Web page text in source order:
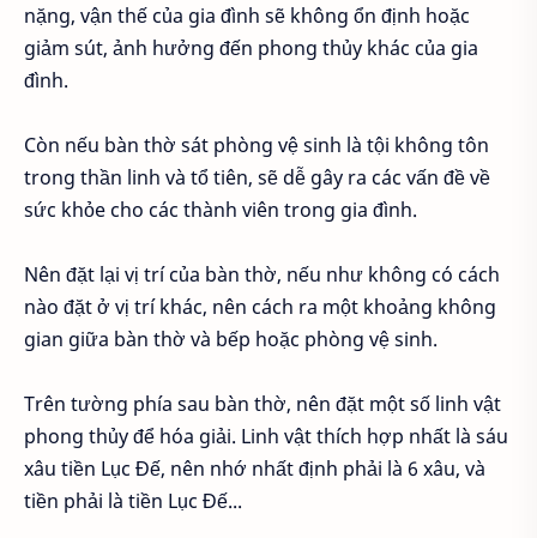
nặng, vận thế của gia đình sẽ không ổn định hoặc
giảm sút, ảnh hưởng đến phong thủy khác của gia
đình.
Còn nếu bàn thờ sát phòng vệ sinh là tội không tôn
trong thần linh và tổ tiên, sẽ dễ gây ra các vấn đề về
sức khỏe cho các thành viên trong gia đình.
Nên đặt lại vị trí của bàn thờ, nếu như không có cách
nào đặt ở vị trí khác, nên cách ra một khoảng không
gian giữa bàn thờ và bếp hoặc phòng vệ sinh.
Trên tường phía sau bàn thờ, nên đặt một số linh vật
phong thủy để hóa giải. Linh vật thích hợp nhất là sáu
xâu tiền Lục Đế, nên nhớ nhất định phải là 6 xâu, và
tiền phải là tiền Lục Đế...